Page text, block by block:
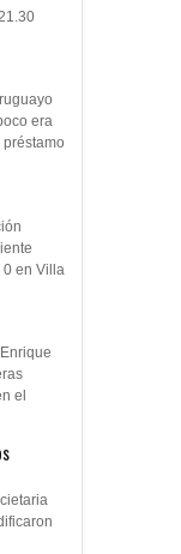
era
en Villa
el